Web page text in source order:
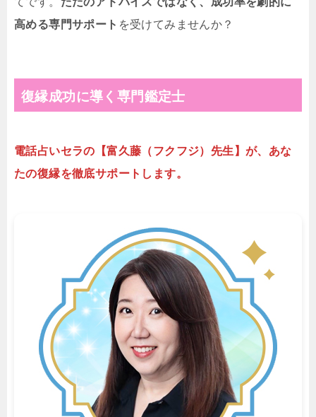
高める専門サポート を受けてみませんか？
復縁成功に導く専門鑑定士
電話占いセラの【富久藤（フクフジ）先生】が、あな
たの復縁を徹底サポートします。